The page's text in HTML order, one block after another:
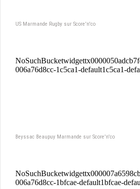
US Marmande Rugby sur Score'n'co
Beyssac Beaupuy Marmande sur Score'n'co